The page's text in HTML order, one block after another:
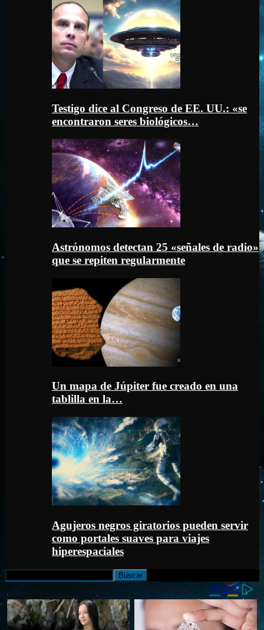
Testigo dice al Congreso de EE. UU.: «se
encontraron seres biológicos…
Astrónomos detectan 25 «señales de radio»
que se repiten regularmente
Un mapa de Júpiter fue creado en una
tablilla en la…
Agujeros negros giratorios pueden servir
como portales suaves para viajes
hiperespaciales